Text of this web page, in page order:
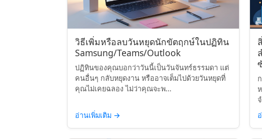
วิธีเพิ่มหรือลบวันหยุดนักขัตฤกษ์ในปฏิทิน
Samsung/Teams/Outlook
ปฏิทินของคุณบอกว่าวันนี้เป็นวันจันทร์ธรรมดา แต่
คนอื่นๆ กลับหยุดงาน หรืออาจเต็มไปด้วยวันหยุดที่
คุณไม่เคยฉลอง ไม่ว่าคุณจะพ...
อ่านเพิ่มเติม →